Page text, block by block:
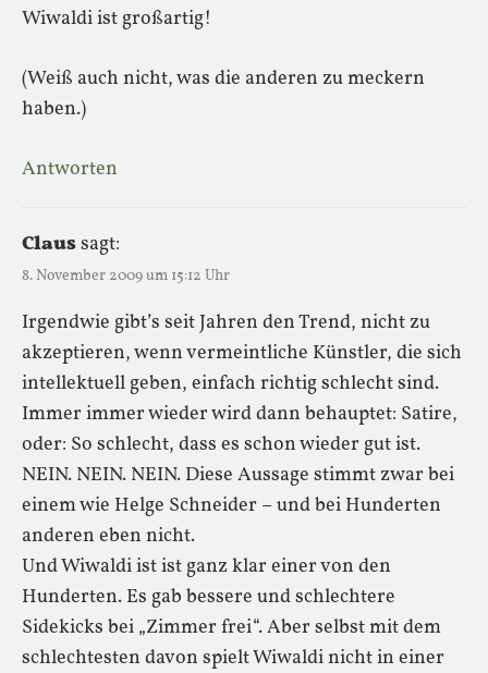
Wiwaldi ist großartig!
(Weiß auch nicht, was die anderen zu meckern
haben.)
Antworten
Claussagt:
8. November 2009 um 15:12 Uhr
Irgendwie gibt’s seit Jahren den Trend, nicht zu
akzeptieren, wenn vermeintliche Künstler, die sich
intellektuell geben, einfach richtig schlecht sind.
Immer immer wieder wird dann behauptet: Satire,
oder: So schlecht, dass es schon wieder gut ist.
NEIN. NEIN. NEIN. Diese Aussage stimmt zwar bei
einem wie Helge Schneider – und bei Hunderten
anderen eben nicht.
Und Wiwaldi ist ist ganz klar einer von den
Hunderten. Es gab bessere und schlechtere
Sidekicks bei „Zimmer frei“. Aber selbst mit dem
schlechtesten davon spielt Wiwaldi nicht in einer